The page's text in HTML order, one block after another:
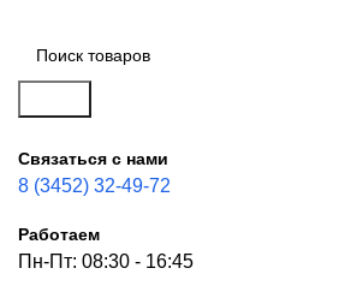
Связаться с нами
8 (3452) 32-49-72
Работаем
Пн-Пт: 08:30 - 16:45